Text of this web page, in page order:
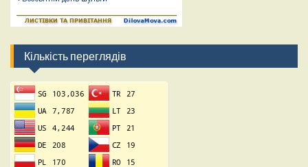
Кількість переглядів